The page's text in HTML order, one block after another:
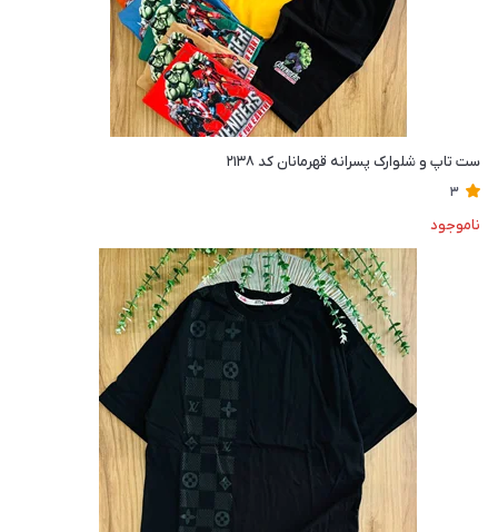
ست تاپ و شلوارک پسرانه قهرمانان کد ۲۱۳۸
3
ناموجود